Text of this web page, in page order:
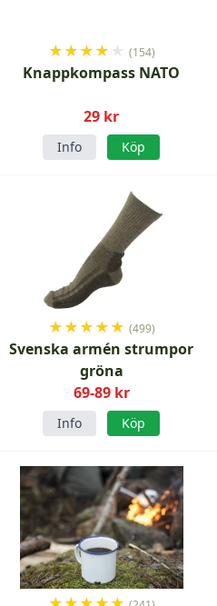
★★★★ ★ (154)
Knappkompass NATO
29 kr
Info Köp
★★★★★ (499)
Svenska armén strumpor
gröna
69-89 kr
Info Köp